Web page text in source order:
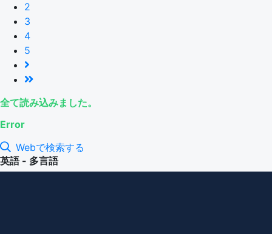
2
3
4
5
全て読み込みました。
Error
Webで検索する
英語 - 多言語